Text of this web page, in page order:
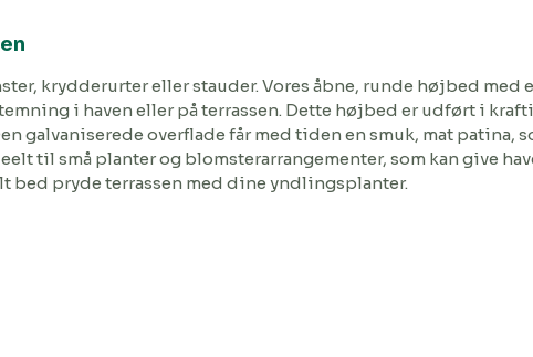
krydderurter eller stauder. Vores åbne, runde højbed med
i haven eller på terrassen. Dette højbed er udført i
galvaniserede overflade får med tiden en smuk, mat patina,
til små planter og blomsterarrangementer, som kan give
bed pryde terrassen med dine yndlingsplanter.